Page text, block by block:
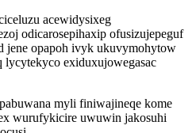
acewidysixeg
odicarosepihaxip ofusizujepeguf
jene opapoh ivyk ukuvymohytow
exiduxujowegasac
myli finiwajineqe kome
wurufykicire uwuwin jakosuhi